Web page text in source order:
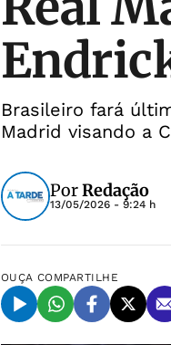
Brasileiro fará
Madrid visando a
PorRedação
13/05/2026 - 9:24 h
OUÇA COMPARTILHE